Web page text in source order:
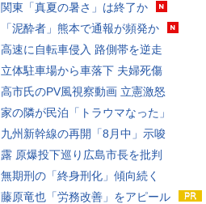
関東「真夏の暑さ」は終了か
「泥酔者」熊本で通報が頻発か
高速に自転車侵入 路側帯を逆走
立体駐車場から車落下 夫婦死傷
高市氏のPV風視察動画 立憲激怒
家の隣が民泊「トラウマなった」
九州新幹線の再開「8月中」示唆
露 原爆投下巡り広島市長を批判
無期刑の「終身刑化」傾向続く
藤原竜也「労務改善」をアピール